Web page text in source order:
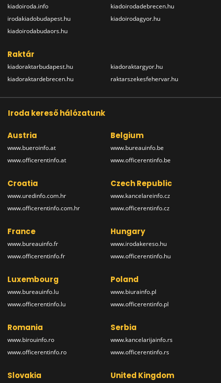
kiadoiroda.info
irodakiadobudapest.hu
kiadoirodabudaors.hu
kiadoirodadebrecen.hu
kiadoirodagyor.hu
Raktár
kiadoraktarbudapest.hu
kiadoraktardebrecen.hu
kiadoraktargyor.hu
raktarszekesfehervar.hu
Iroda kereső hálózatunk
Austria
www.bueroinfo.at
www.officerentinfo.at
Belgium
www.bureauinfo.be
www.officerentinfo.be
Croatia
www.uredinfo.com.hr
www.officerentinfo.com.hr
Czech Republic
www.kancelareinfo.cz
www.officerentinfo.cz
France
www.bureauinfo.fr
www.officerentinfo.fr
Hungary
www.irodakereso.hu
www.officerentinfo.hu
Luxembourg
www.bureauinfo.lu
www.officerentinfo.lu
Poland
www.biurainfo.pl
www.officerentinfo.pl
Romania
www.birouinfo.ro
www.officerentinfo.ro
Serbia
www.kancelarijainfo.rs
www.officerentinfo.rs
Slovakia United Kingdom